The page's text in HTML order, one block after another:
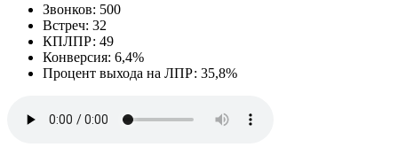
Звонков: 500
Встреч: 32
КПЛПР: 49
Конверсия: 6,4%
Процент выхода на ЛПР: 35,8%